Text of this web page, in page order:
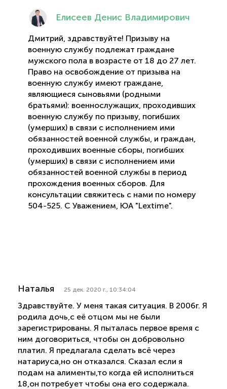
Елисеев Денис Владимирович
Дмитрий, здравствуйте! Призыву на
военную службу подлежат граждане
мужского пола в возрасте от 18 до 27 лет.
Право на освобождение от призыва на
военную службу имеют граждане,
являющиеся сыновьями (родными
братьями): военнослужащих, проходивших
военную службу по призыву, погибших
(умерших) в связи с исполнением ими
обязанностей военной службы, и граждан,
проходивших военные сборы, погибших
(умерших) в связи с исполнением ими
обязанностей военной службы в период
прохождения военных сборов. Для
консультации свяжитесь с нами по номеру
504-525. С Уважением, ЮА "Lextime".
Наталья 25 дек. 2020 г., 10:34:04
Здравствуйте. У меня такая ситуация. В 2006г. Я
родила дочь,с её отцом мы не были
зарегистрированы. Я пыталась первое время с
ним договориться, чтобы он добровольно
платил. Я предлагала сделать всё через
натариуса,но он отказался. Сказал если я
подам на алименты,то когда ей исполниться
18,он потребует чтобы она его содержала.